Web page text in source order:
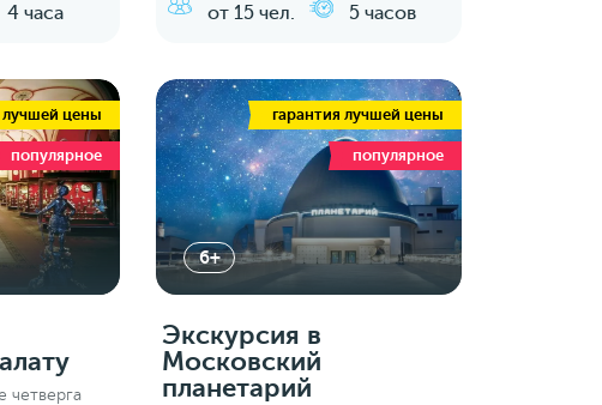
4 часа от 15 чел. 5 часов
лучшей цены
популярное
четверга
гарантия лучшей цены
популярное
6+
Экскурсия в
Московский
планетарий